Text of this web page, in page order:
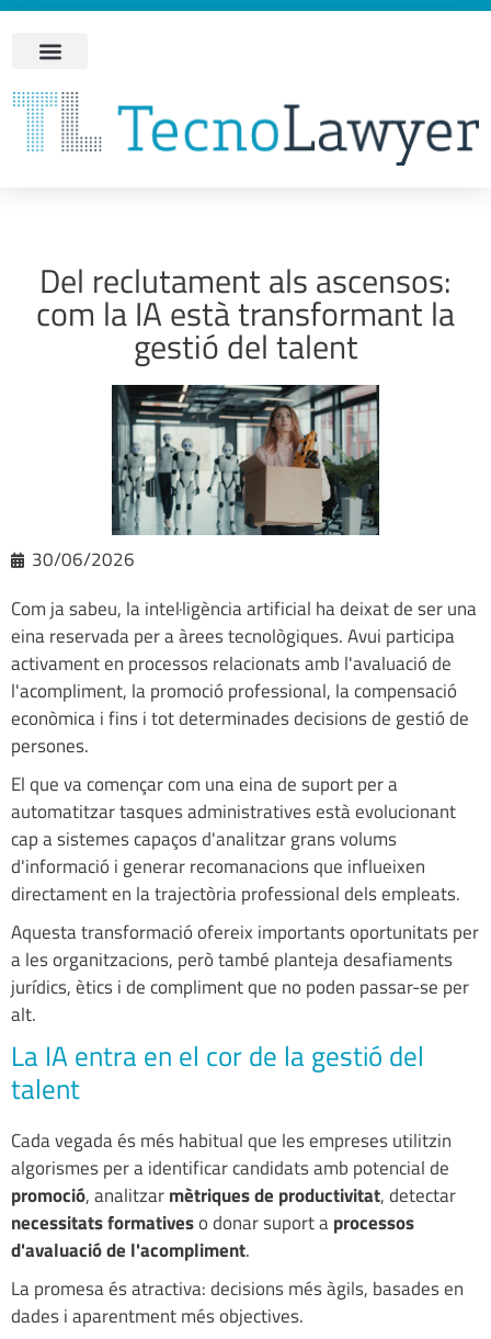
Del reclutament als ascensos:
com la IA està transformant la
gestió del talent
30/06/2026
Com ja sabeu, la intel·ligència artificial ha deixat de ser una
eina reservada per a àrees tecnològiques. Avui participa
activament en processos relacionats amb l'avaluació de
l'acompliment, la promoció professional, la compensació
econòmica i fins i tot determinades decisions de gestió de
persones.
El que va començar com una eina de suport per a
automatitzar tasques administratives està evolucionant
cap a sistemes capaços d'analitzar grans volums
d'informació i generar recomanacions que influeixen
directament en la trajectòria professional dels empleats.
Aquesta transformació ofereix importants oportunitats per
a les organitzacions, però també planteja desafiaments
jurídics, ètics i de compliment que no poden passar-se per
alt.
La IA entra en el cor de la gestió del
talent
Cada vegada és més habitual que les empreses utilitzin
algorismes per a identificar candidats amb potencial de
promoció, analitzarmètriques de productivitat, detectar
necessitats formativeso donar suport aprocessos
d'avaluació de l'acompliment.
La promesa és atractiva: decisions més àgils, basades en
dades i aparentment més objectives.